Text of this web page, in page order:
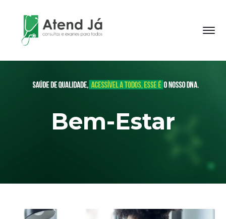
Bem-Estar